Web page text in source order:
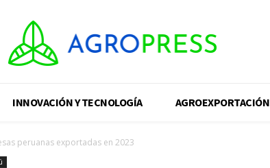
INNOVACIÓN Y TECNOLOGÍA AGROEXPORTACIÓN
peruanas exportadas en 2023